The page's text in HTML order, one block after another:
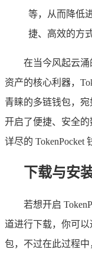
等，从而降低
捷、高效的方
在当今风起云
资产的核心利器，
青睐的多链钱包，
开启了便捷、安全的
详尽的 TokenPocket
下载与安
若想开启
道进行下载，你可以
包，不过在此过程